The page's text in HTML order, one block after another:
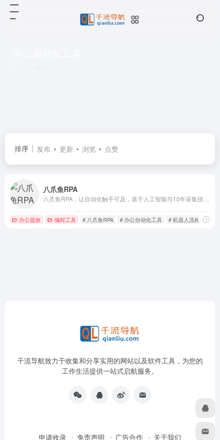
排序 发布 更新 浏览 点赞
八爪鱼RPA
办公提效 编程工具 # 八爪鱼RPA # 办公自动化工具 # 机器人流程自动化
千流导航致力于收集和分享实用的网站以及软件工具，为您的
工作生活提供一站式启航服务。
申请收录 免责声明 广告合作 关于我们